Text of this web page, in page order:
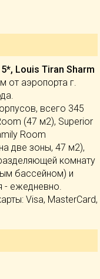
Louis Tiran Sharm
от аэропорта г.
всего 345
(47 м2), Superior
Room
две зоны, 47 м2),
комнату
бассейном) и
- ежедневно.
Visa, MasterCard,